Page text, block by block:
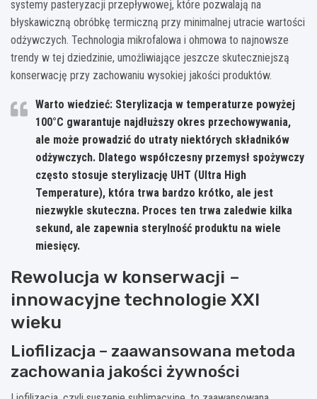
systemy pasteryzacji przepływowej, które pozwalają na
błyskawiczną obróbkę termiczną przy minimalnej utracie wartości
odżywczych. Technologia mikrofalowa i ohmowa to najnowsze
trendy w tej dziedzinie, umożliwiające jeszcze skuteczniejszą
konserwację przy zachowaniu wysokiej jakości produktów.
Warto wiedzieć: Sterylizacja w temperaturze powyżej
100°C gwarantuje najdłuższy okres przechowywania,
ale może prowadzić do utraty niektórych składników
odżywczych. Dlatego współczesny przemysł spożywczy
często stosuje sterylizację UHT (Ultra High
Temperature), która trwa bardzo krótko, ale jest
niezwykle skuteczna. Proces ten trwa zaledwie kilka
sekund, ale zapewnia sterylność produktu na wiele
miesięcy.
Rewolucja w konserwacji –
innowacyjne technologie XXI
wieku
Liofilizacja – zaawansowana metoda
zachowania jakości żywności